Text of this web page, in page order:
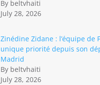
By beltvhaiti
July 28, 2026
Zinédine Zidane : l’équipe de
unique priorité depuis son
Madrid
By beltvhaiti
July 28, 2026